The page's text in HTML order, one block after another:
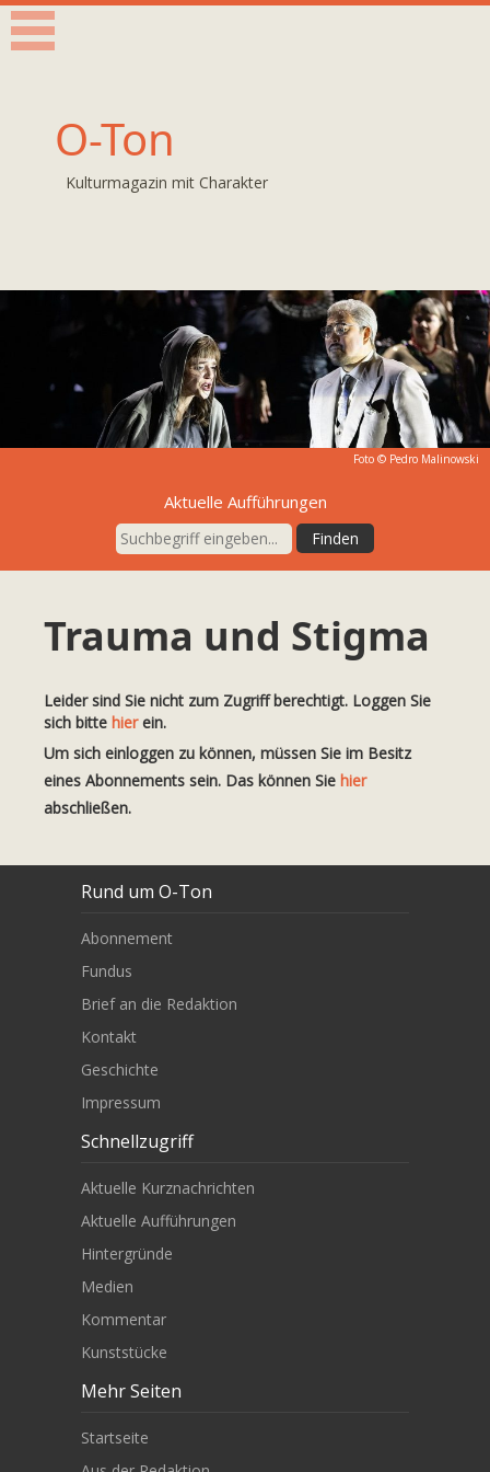
O-Ton
Kulturmagazin mit Charakter
Foto © Pedro Malinowski
Aktuelle Aufführungen
Trauma und Stigma
Leider sind Sie nicht zum Zugriff berechtigt. Loggen Sie
sich bitte hierein.
Um sich einloggen zu können, müssen Sie im Besitz
eines Abonnements sein. Das können Sie hier
abschließen.
Rund um O-Ton
Abonnement
Fundus
Brief an die Redaktion
Kontakt
Geschichte
Impressum
Schnellzugriff
Aktuelle Kurznachrichten
Aktuelle Aufführungen
Hintergründe
Medien
Kommentar
Kunststücke
Mehr Seiten
Startseite